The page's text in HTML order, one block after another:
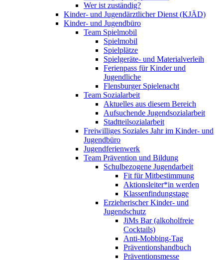
Wer ist zuständig?
Kinder- und Jugendärztlicher Dienst (KJÄD)
Kinder- und Jugendbüro
Team Spielmobil
Spielmobil
Spielplätze
Spielgeräte- und Materialverleih
Ferienpass für Kinder und
Jugendliche
Flensburger Spielenacht
Team Sozialarbeit
Aktuelles aus diesem Bereich
Aufsuchende Jugendsozialarbeit
Stadtteilsozialarbeit
Freiwilliges Soziales Jahr im Kinder- und
Jugendbüro
Jugendferienwerk
Team Prävention und Bildung
Schulbezogene Jugendarbeit
Fit für Mitbestimmung
Aktionsleiter*in werden
Klassenfindungstage
Erzieherischer Kinder- und
Jugendschutz
JiMs Bar (alkoholfreie
Cocktails)
Anti-Mobbing-Tag
Präventionshandbuch
Präventionsmesse